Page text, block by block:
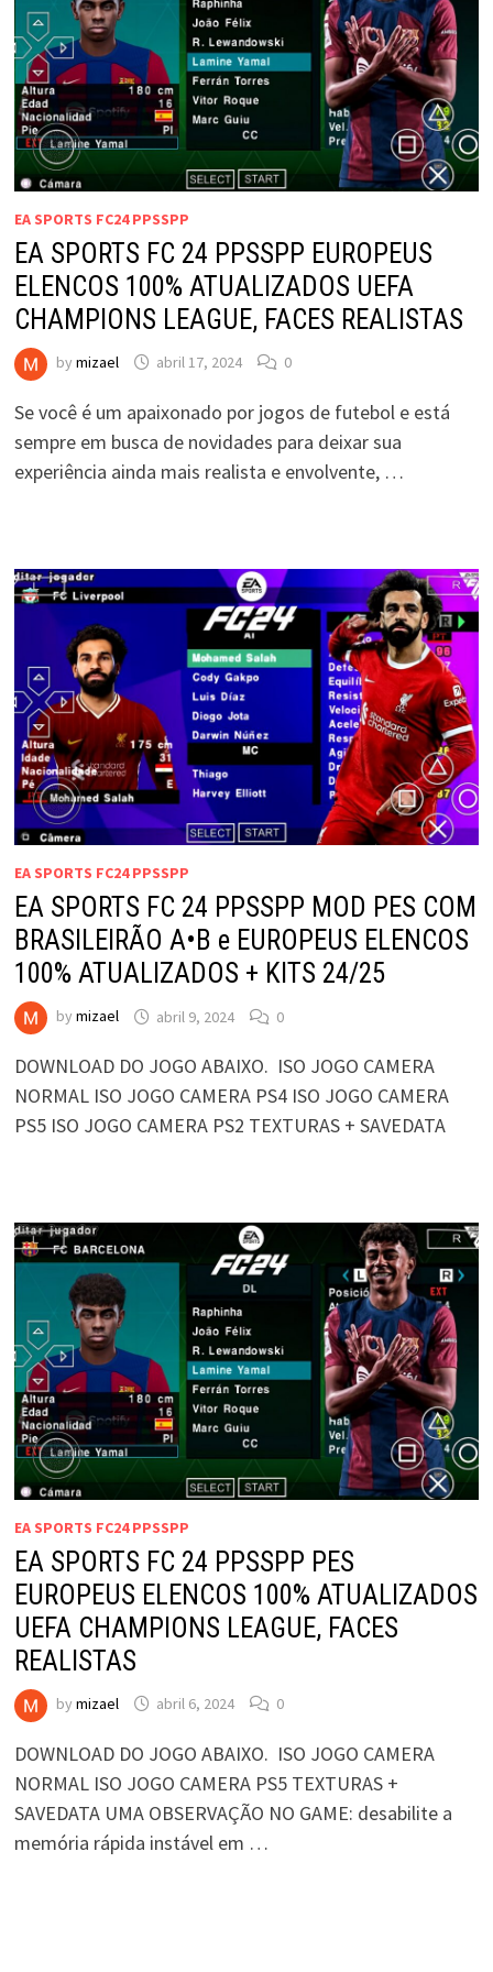
EA SPORTS FC24 PPSSPP
EA SPORTS FC 24 PPSSPP EUROPEUS
ELENCOS 100% ATUALIZADOS UEFA
CHAMPIONS LEAGUE, FACES REALISTAS
by mizael abril 17, 2024 0
Se você é um apaixonado por jogos de futebol e está
sempre em busca de novidades para deixar sua
experiência ainda mais realista e envolvente, …
EA SPORTS FC24 PPSSPP
EA SPORTS FC 24 PPSSPP MOD PES COM
BRASILEIRÃO A•B e EUROPEUS ELENCOS
100% ATUALIZADOS + KITS 24/25
by mizael abril 9, 2024 0
DOWNLOAD DO JOGO ABAIXO. ISO JOGO CAMERA
NORMAL ISO JOGO CAMERA PS4 ISO JOGO CAMERA
PS5 ISO JOGO CAMERA PS2 TEXTURAS + SAVEDATA
EA SPORTS FC24 PPSSPP
EA SPORTS FC 24 PPSSPP PES
EUROPEUS ELENCOS 100% ATUALIZADOS
UEFA CHAMPIONS LEAGUE, FACES
REALISTAS
by mizael abril 6, 2024 0
DOWNLOAD DO JOGO ABAIXO. ISO JOGO CAMERA
NORMAL ISO JOGO CAMERA PS5 TEXTURAS +
SAVEDATA UMA OBSERVAÇÃO NO GAME: desabilite a
memória rápida instável em …